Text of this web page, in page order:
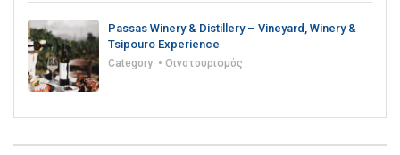
Passas Winery & Distillery – Vineyard, Winery &
Tsipouro Experience
Category: • Οινοτουρισμός